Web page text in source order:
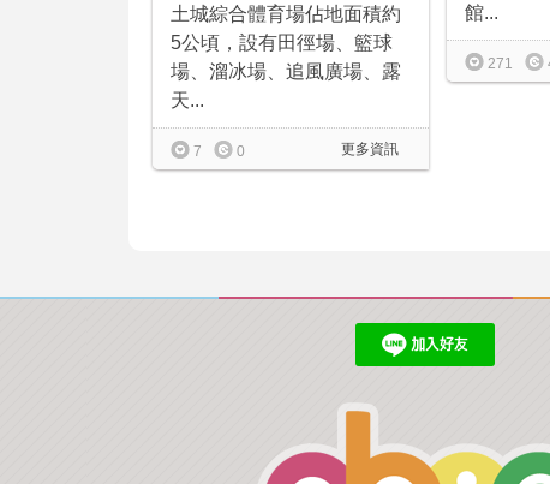
土城綜合體育場佔地面積約
5公頃，設有田徑場、籃球
場、溜冰場、追風廣場、露
天...
更多資訊
7 0
館...
271